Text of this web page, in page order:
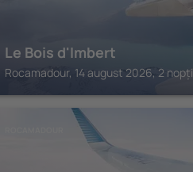
Le Bois d'Imbert
Rocamadour, 14 august 2026, 2 nopți